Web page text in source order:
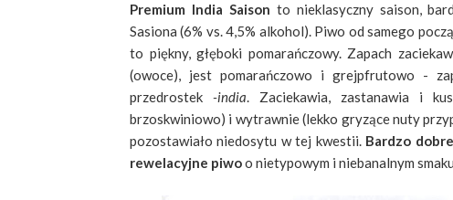
Premium India Saison to nieklasyczny saison,
Sasiona (6% vs. 4,5% alkohol). Piwo od samego
to piękny, głęboki pomarańczowy. Zapach
(owoce), jest pomarańczowo i grejpfrutowo -
przedrostek -india. Zaciekawia, zastanawia i
brzoskwiniowo) i wytrawnie (lekko gryzące nuty
pozostawiało niedosytu w tej kwestii. Bardzo
rewelacyjne piwoo nietypowym i niebanalnym